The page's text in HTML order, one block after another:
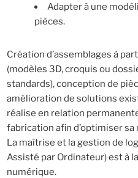
Adapter à une
pièces.
Création d’assemblages à
(modèles 3D, croquis ou
standards), conception de
amélioration de solutions
réalise en relation
fabrication afin d’optimiser
La maîtrise et la gestion de
Assisté par Ordinateur) est à
numérique.